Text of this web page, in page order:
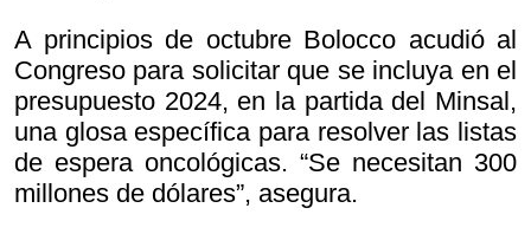
A principios de octubre Bolocco acudió al
Congreso para solicitar que se incluya en el
presupuesto 2024, en la partida del Minsal,
una glosa específica para resolver las listas
de espera oncológicas. “Se necesitan 300
millones de dólares”, asegura.